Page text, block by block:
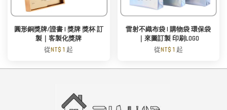
圓形銅獎牌/證書 | 獎牌 獎杯 訂
製｜客製化獎牌
從NT$ 1 起
雷射不織布袋 | 購物袋 環保袋
｜來圖訂製 印刷LOGO
從NT$ 1 起